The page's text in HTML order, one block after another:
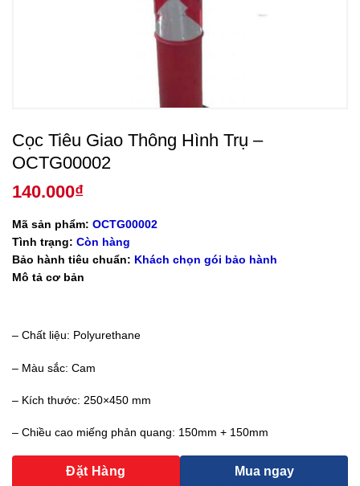
Cọc Tiêu Giao Thông Hình Trụ –
OCTG00002
140.000₫
Mã sản phẩm: OCTG00002
Tình trạng: Còn hàng
Bảo hành tiêu chuẩn: Khách chọn gói bảo hành
Mô tả cơ bản
– Chất liệu: Polyurethane
– Màu sắc: Cam
– Kích thước: 250×450 mm
– Chiều cao miếng phản quang: 150mm + 150mm
Đặt Hàng Mua ngay